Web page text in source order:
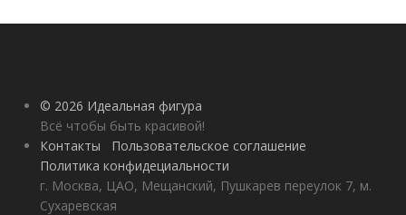
© 2026 Идеальная фигура
Всё чтобы быть красивой!
Контакты
Пользовательское соглашение
Политика конфидециальности
г. Москва, ЦАО, Мещанский, Пушкарев переулок 7, м.
Сухаревская